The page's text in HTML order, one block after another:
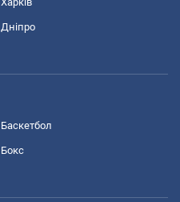
Дніпро
Баскетбол
Бокс